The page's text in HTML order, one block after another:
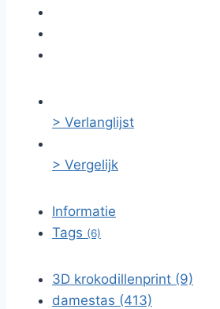
> Verlanglijst
> Vergelijk
Informatie
Tags (6)
3D krokodillenprint (9)
damestas (413)